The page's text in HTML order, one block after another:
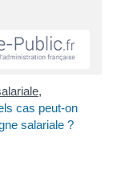
cas peut-on
salariale ?